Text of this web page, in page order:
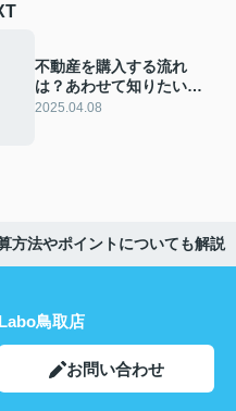
不動産を購入する流れ
は？あわせて知りたい販
売形態や注意点も解説
2025.04.08
方法やポイントについても解説
鳥取店
お問い合わせ